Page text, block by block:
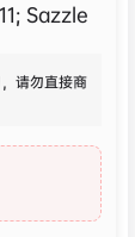
Sazzle
请勿直接商